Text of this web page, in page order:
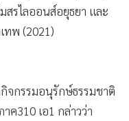
สรไลออนส์อยุธยา และ
ทพ (2021)